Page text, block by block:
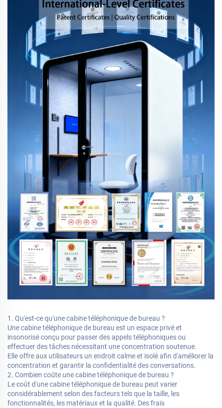
1. Qu'est-ce qu'une cabine téléphonique de bureau ?
Une cabine téléphonique de bureau est un espace privé et
insonorisé conçu pour passer des appels téléphoniques ou
effectuer des tâches nécessitant une concentration soutenue.
Elle offre aux utilisateurs un endroit calme et isolé afin d'améliorer la
concentration et garantir la confidentialité des conversations.
2. Combien coûte une cabine téléphonique de bureau ?
Le coût d'une cabine téléphonique de bureau peut varier
considérablement selon des facteurs tels que la taille, les
fonctionnalités, les matériaux et la qualité. Des frais